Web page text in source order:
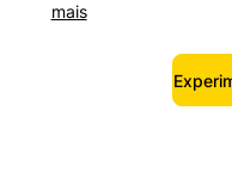
mais